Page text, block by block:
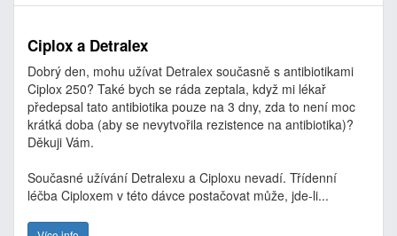
Ciplox a Detralex
Dobrý den, mohu užívat Detralex současně s antibiotikami
Ciplox 250? Také bych se ráda zeptala, když mi lékař
předepsal tato antibiotika pouze na 3 dny, zda to není moc
krátká doba (aby se nevytvořila rezistence na antibiotika)?
Děkuji Vám.
Současné užívání Detralexu a Ciploxu nevadí. Třídenní
léčba Ciploxem v této dávce postačovat může, jde-li...